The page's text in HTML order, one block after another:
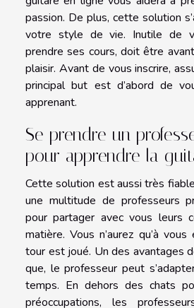
passion. De plus, cette solution
votre style de vie. Inutile de
prendre ses cours, doit être
plaisir. Avant de vous inscrire,
principal but est d’abord de
apprenant.
Se prendre un
pour apprendre la
Cette solution est aussi très
une multitude de professeurs
pour partager avec vous leurs
matière. Vous n’aurez qu’à
tour est joué. Un des avantages
que, le professeur peut
temps. En dehors des chats
préoccupations, les